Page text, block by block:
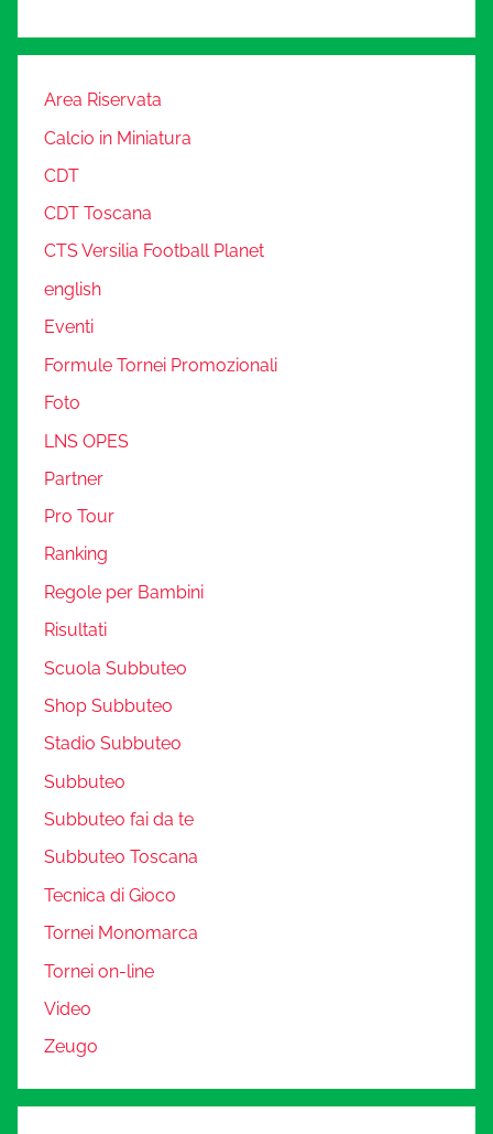
Area Riservata
Calcio in Miniatura
CDT
CDT Toscana
CTS Versilia Football Planet
english
Eventi
Formule Tornei Promozionali
Foto
LNS OPES
Partner
Pro Tour
Ranking
Regole per Bambini
Risultati
Scuola Subbuteo
Shop Subbuteo
Stadio Subbuteo
Subbuteo
Subbuteo fai da te
Subbuteo Toscana
Tecnica di Gioco
Tornei Monomarca
Tornei on-line
Video
Zeugo